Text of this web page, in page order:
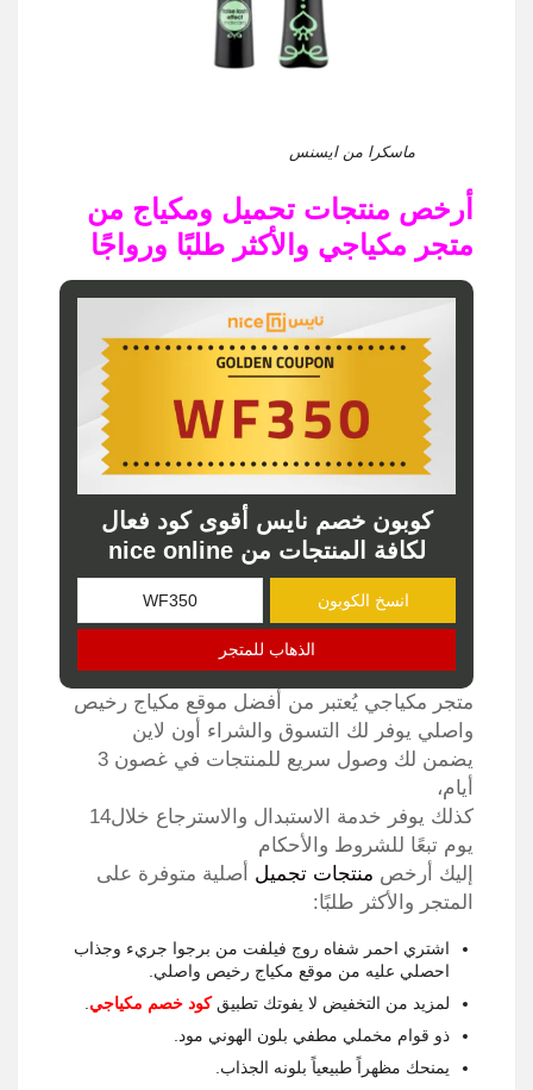
ماسكرا من ايسنس
أرخص منتجات تحميل ومكياج من
متجر مكياجي والأكثر طلبًا ورواجًا
كوبون خصم نايس أقوى كود فعال
لكافة المنتجات من nice online
انسخ الكوبون
الذهاب للمتجر
متجر مكياجي يُعتبر من أفضل موقع مكياج رخيص
واصلي يوفر لك التسوق والشراء أون لاين
يضمن لك وصول سريع للمنتجات في غصون 3
أيام،
كذلك يوفر خدمة الاستبدال والاسترجاع خلال14
يوم تبعًا للشروط والأحكام
إليك أرخص منتجات تجميل أصلية متوفرة على
المتجر والأكثر طلبًا:
اشتري احمر شفاه روج فيلفت من برجوا جريء وجذاب
احصلي عليه من موقع مكياج رخيص واصلي.
لمزيد من التخفيض لا يفوتك تطبيقكود خصم مكياجي.
ذو قوام مخملي مطفي بلون الهوني مود.
يمنحك مظهراً طبيعياً بلونه الجذاب.